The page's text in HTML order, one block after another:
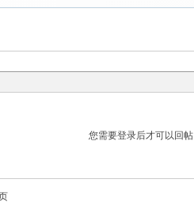
您需要登录后才可以回帖